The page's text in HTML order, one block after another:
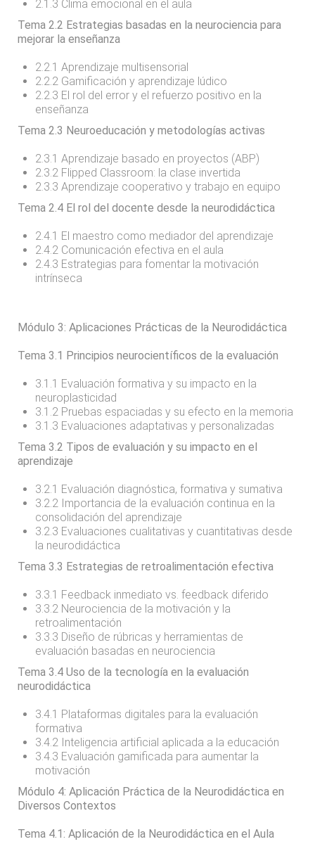
2.1.3 Clima emocional en el aula
Tema 2.2 Estrategias basadas en la neurociencia para
mejorar la enseñanza
2.2.1 Aprendizaje multisensorial
2.2.2 Gamificación y aprendizaje lúdico
2.2.3 El rol del error y el refuerzo positivo en la
enseñanza
Tema 2.3 Neuroeducación y metodologías activas
2.3.1 Aprendizaje basado en proyectos (ABP)
2.3.2 Flipped Classroom: la clase invertida
2.3.3 Aprendizaje cooperativo y trabajo en equipo
Tema 2.4 El rol del docente desde la neurodidáctica
2.4.1 El maestro como mediador del aprendizaje
2.4.2 Comunicación efectiva en el aula
2.4.3 Estrategias para fomentar la motivación
intrínseca
Módulo 3: Aplicaciones Prácticas de la Neurodidáctica
Tema 3.1 Principios neurocientíficos de la evaluación
3.1.1 Evaluación formativa y su impacto en la
neuroplasticidad
3.1.2 Pruebas espaciadas y su efecto en la memoria
3.1.3 Evaluaciones adaptativas y personalizadas
Tema 3.2 Tipos de evaluación y su impacto en el
aprendizaje
3.2.1 Evaluación diagnóstica, formativa y sumativa
3.2.2 Importancia de la evaluación continua en la
consolidación del aprendizaje
3.2.3 Evaluaciones cualitativas y cuantitativas desde
la neurodidáctica
Tema 3.3 Estrategias de retroalimentación efectiva
3.3.1 Feedback inmediato vs. feedback diferido
3.3.2 Neurociencia de la motivación y la
retroalimentación
3.3.3 Diseño de rúbricas y herramientas de
evaluación basadas en neurociencia
Tema 3.4 Uso de la tecnología en la evaluación
neurodidáctica
3.4.1 Plataformas digitales para la evaluación
formativa
3.4.2 Inteligencia artificial aplicada a la educación
3.4.3 Evaluación gamificada para aumentar la
motivación
Módulo 4: Aplicación Práctica de la Neurodidáctica en
Diversos Contextos
Tema 4.1: Aplicación de la Neurodidáctica en el Aula